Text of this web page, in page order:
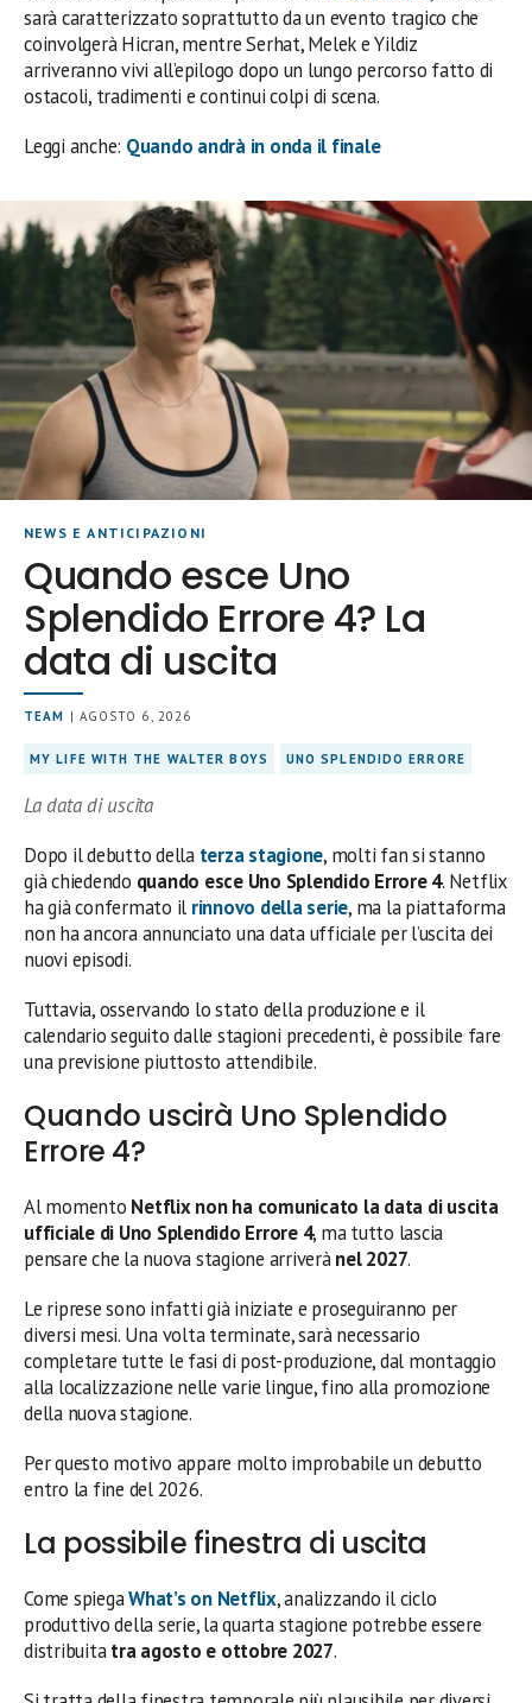
sarà caratterizzato soprattutto da un evento tragico che
coinvolgerà Hicran, mentre Serhat, Melek e Yildiz
arriveranno vivi all’epilogo dopo un lungo percorso fatto di
ostacoli, tradimenti e continui colpi di scena.
Leggi anche: Quando andrà in onda il finale
NEWS E ANTICIPAZIONI
Quando esce Uno
Splendido Errore 4? La
data di uscita
TEAM | AGOSTO 6, 2026
MY LIFE WITH THE WALTER BOYS UNO SPLENDIDO ERRORE
La data di uscita
Dopo il debutto della terza stagione, molti fan si stanno
già chiedendo quando esce Uno Splendido Errore 4. Netflix
ha già confermato il rinnovo della serie, ma la piattaforma
non ha ancora annunciato una data ufficiale per l’uscita dei
nuovi episodi.
Tuttavia, osservando lo stato della produzione e il
calendario seguito dalle stagioni precedenti, è possibile fare
una previsione piuttosto attendibile.
Quando uscirà Uno Splendido
Errore 4?
Al momento Netflix non ha comunicato la data di uscita
ufficiale di Uno Splendido Errore 4, ma tutto lascia
pensare che la nuova stagione arriverànel 2027.
Le riprese sono infatti già iniziate e proseguiranno per
diversi mesi. Una volta terminate, sarà necessario
completare tutte le fasi di post-produzione, dal montaggio
alla localizzazione nelle varie lingue, fino alla promozione
della nuova stagione.
Per questo motivo appare molto improbabile un debutto
entro la fine del 2026.
La possibile finestra di uscita
Come spiegaWhat’s on Netflix, analizzando il ciclo
produttivo della serie, la quarta stagione potrebbe essere
distribuitatra agosto e ottobre 2027.